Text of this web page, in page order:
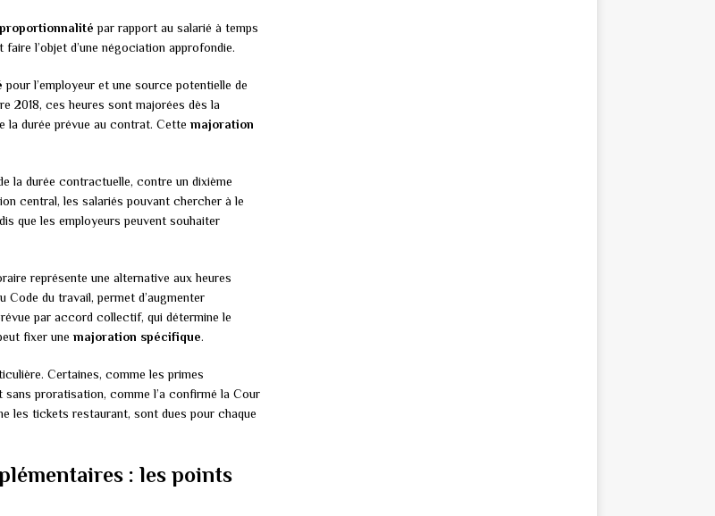
par rapport au salarié à temps
l’objet d’une négociation approfondie.
pour l’employeur et une source potentielle de
2018, ces heures sont majorées dès la
la durée prévue au contrat. Cette majoration
la durée contractuelle, contre un dixième
central, les salariés pouvant chercher à le
que les employeurs peuvent souhaiter
représente une alternative aux heures
Code du travail, permet d’augmenter
par accord collectif, qui détermine le
fixer une majoration spécifique.
Certaines, comme les primes
proratisation, comme l’a confirmé la Cour
les tickets restaurant, sont dues pour chaque
: les points